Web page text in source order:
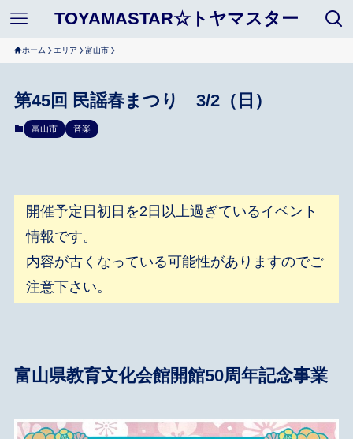
TOYAMASTAR☆トヤマスター
ホーム エリア 富山市
第45回 民謡春まつり 3/2（日）
富山市 音楽
開催予定日初日を2日以上過ぎているイベント
情報です。
内容が古くなっている可能性がありますのでご
注意下さい。
富山県教育文化会館開館50周年記念事業